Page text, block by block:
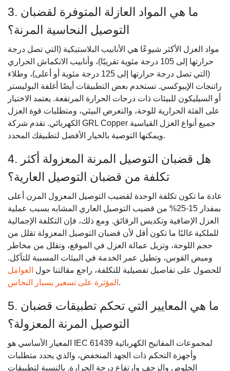
3. ما هي المواد العازلة المتوفرة لقضبان
التوصيل النحاسية المرنة؟
مواد العزل الأكثر شيوعًا هي الأنابيب البلاستيكية (التي تصل درجة
حرارتها إلى 105 درجة مئوية تقريبًا)، وأنابيب الانكماش الحراري
(التي تصل درجة حرارتها إلى 125 درجة مئوية أو أعلى)، وطلاء
راتنجات الإيبوكسي. تستخدم بعض التطبيقات أيضًا أغلفة البوليستر
أو السيليكون للبيئات ذات درجات الحرارة المرتفعة. يعتمد الاختيار
على الفئة الحرارية للوحة، والتعرض البيئي، ومتطلبات قوة العزل
الكهربائي. تقدم شركة GRL Copper جميع أنواع العزل القياسية
ويمكنها التوصية بالخيار الأفضل لتطبيقك المحدد.
4. هل قضبان التوصيل المرنة المعزولة أكثر
تكلفة من قضبان التوصيل العارية؟
عادة ما تكون تكلفة الوحدة لقضيب التوصيل المعزول المرن أعلى
بمقدار 15-25% من قضيب التوصيل العاري المشابه بسبب عملية
العزل الإضافية وتكديس الرقائق. ومع ذلك، فإن التكلفة الإجمالية
للملكية غالبًا ما تكون أقل لأن قضبان التوصيل المعزولة تقلل من
حجم اللوحة، وتزيل عمالة العزل في الموقع، وتقلل من مخاطر
وميض القوس، وتطيل عمر الخدمة في البيئات المسببة للتآكل.
للحصول على تفاصيل تفصيلية للتكلفة، راجع مقالتنا حول العوامل
المؤثرة على تسعير بسبار النحاس .
5. ما هي المعايير التي تحكم تطبيقات قضبان
التوصيل المرنة المعزولة؟
المعيار الأساسي هو IEC 61439 لمجموعات المفاتيح الكهربائية
وأجهزة التحكم ذات الجهد المنخفض، والذي يحدد متطلبات
الخلوص والزحف وارتفاع درجة الحرارة. بالنسبة لتطبيقات